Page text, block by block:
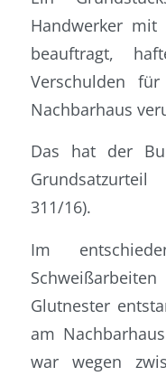
Handwerker
beauftragt,
Verschulden
Nachbarhaus
Das hat der
311/16).
Im
Glutnester
am
war wegen